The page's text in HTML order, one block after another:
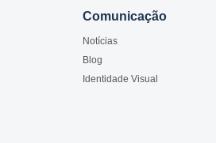
Comunicação
Notícias
Blog
Identidade Visual